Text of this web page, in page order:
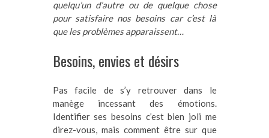
quelqu’un d’autre ou de quelque chose
pour satisfaire nos besoins car c’est là
que les problèmes apparaissent…
Besoins, envies et désirs
Pas facile de s’y retrouver dans le
manège incessant des émotions.
Identifier ses besoins c’est bien joli me
direz-vous, mais comment être sur que